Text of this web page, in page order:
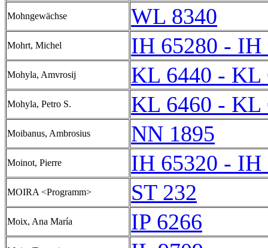
Mohngewächse WL 8340
Mohrt, Michel IH 65280 - IH
Mohyla, Amvrosij KL 6440 - KL
Mohyla, Petro S. KL 6460 - KL
Moibanus, Ambrosius NN 1895
Moinot, Pierre IH 65320 - IH
MOIRA <Programm> ST 232
Moix, Ana María IP 6266